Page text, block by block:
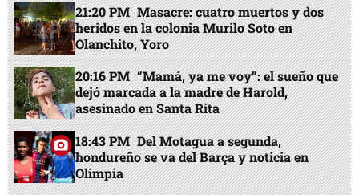
21:20 PM Masacre: cuatro muertos y dos
heridos en la colonia Murilo Soto en
Olanchito, Yoro
20:16 PM “Mamá, ya me voy”: el sueño que
dejó marcada a la madre de Harold,
asesinado en Santa Rita
18:43 PM Del Motagua a segunda,
hondureño se va del Barça y noticia en
Olimpia